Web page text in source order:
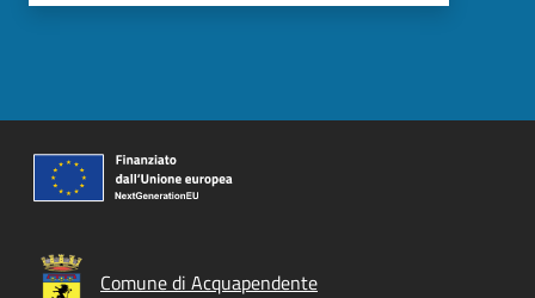
Comune di Acquapendente